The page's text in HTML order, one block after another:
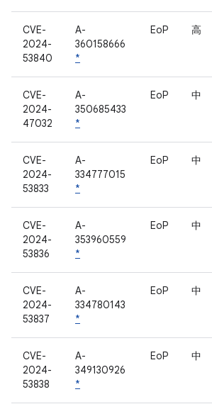
CVE-
2024-
53840
A-
360158666
*
EoP 高
CVE-
2024-
47032
A-
350685433
*
EoP 中
CVE-
2024-
53833
A-
334777015
*
EoP 中
CVE-
2024-
53836
A-
353960559
*
EoP 中
CVE-
2024-
53837
A-
334780143
*
EoP 中
CVE-
2024-
53838
A-
349130926
*
EoP 中